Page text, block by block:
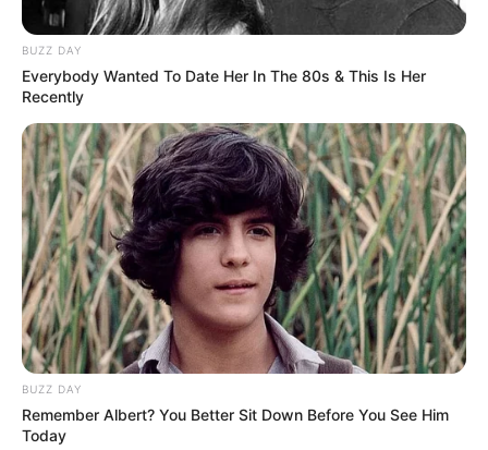
BUZZ DAY
Everybody Wanted To Date Her In The 80s & This Is Her
Recently
BUZZ DAY
Remember Albert? You Better Sit Down Before You See Him
Today